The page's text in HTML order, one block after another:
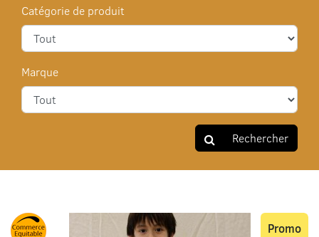
Catégorie de produit
Marque
Rechercher
Promo